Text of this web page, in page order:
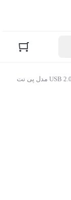
کابل لینک USB 2.0 مدل پی نت